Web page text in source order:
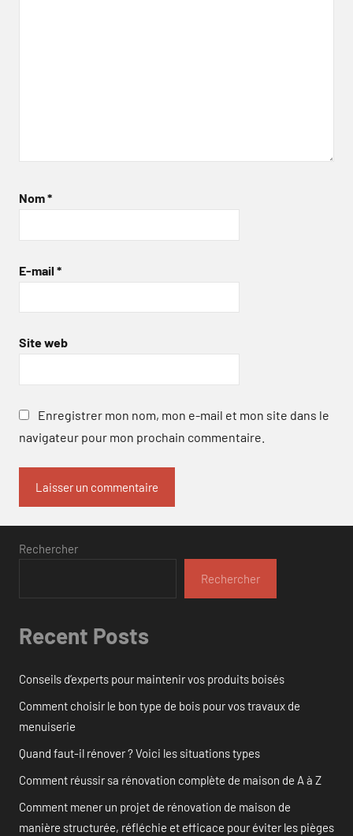
Nom*
E-mail *
Site web
Enregistrer mon nom, mon e-mail et mon site dans le
navigateur pour mon prochain commentaire.
Rechercher
Rechercher
Recent Posts
Conseils d’experts pour maintenir vos produits boisés
Comment choisir le bon type de bois pour vos travaux de
menuiserie
Quand faut-il rénover ? Voici les situations types
Comment réussir sa rénovation complète de maison de A à Z
Comment mener un projet de rénovation de maison de
manière structurée, réfléchie et efficace pour éviter les pièges